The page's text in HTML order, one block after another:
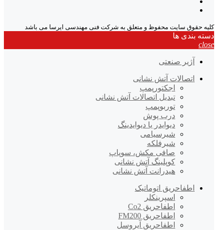
کلیه حقوق سایت محفوظ و متعلق به شرکت فنی مهندسی ایرسا می باشد
دسته بندی ها
close
آژیر صنعتی
اتصالات آتش نشانی
اجکتورپمپ
تبدیل اتصالات آتش نشانی
توربوپمپ
درب پوش
دیوایدر یا دیوایدینگ
شیرسیامی
شیرفلکه
صافی مکش، سوپاپ
کوپلینگ آتش نشانی
هیدرانت آتش نشانی
اطفاحریق اتوماتیک
اسپرینکلر
اطفاحریق Co2
اطفاحریق FM200
اطفاحریق آیروسل